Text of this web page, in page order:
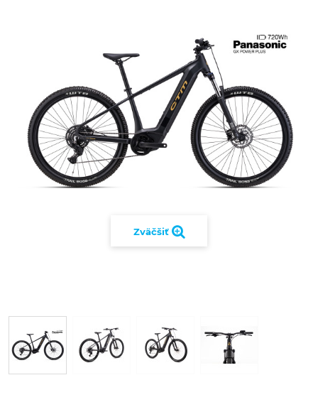
Zväčšiť